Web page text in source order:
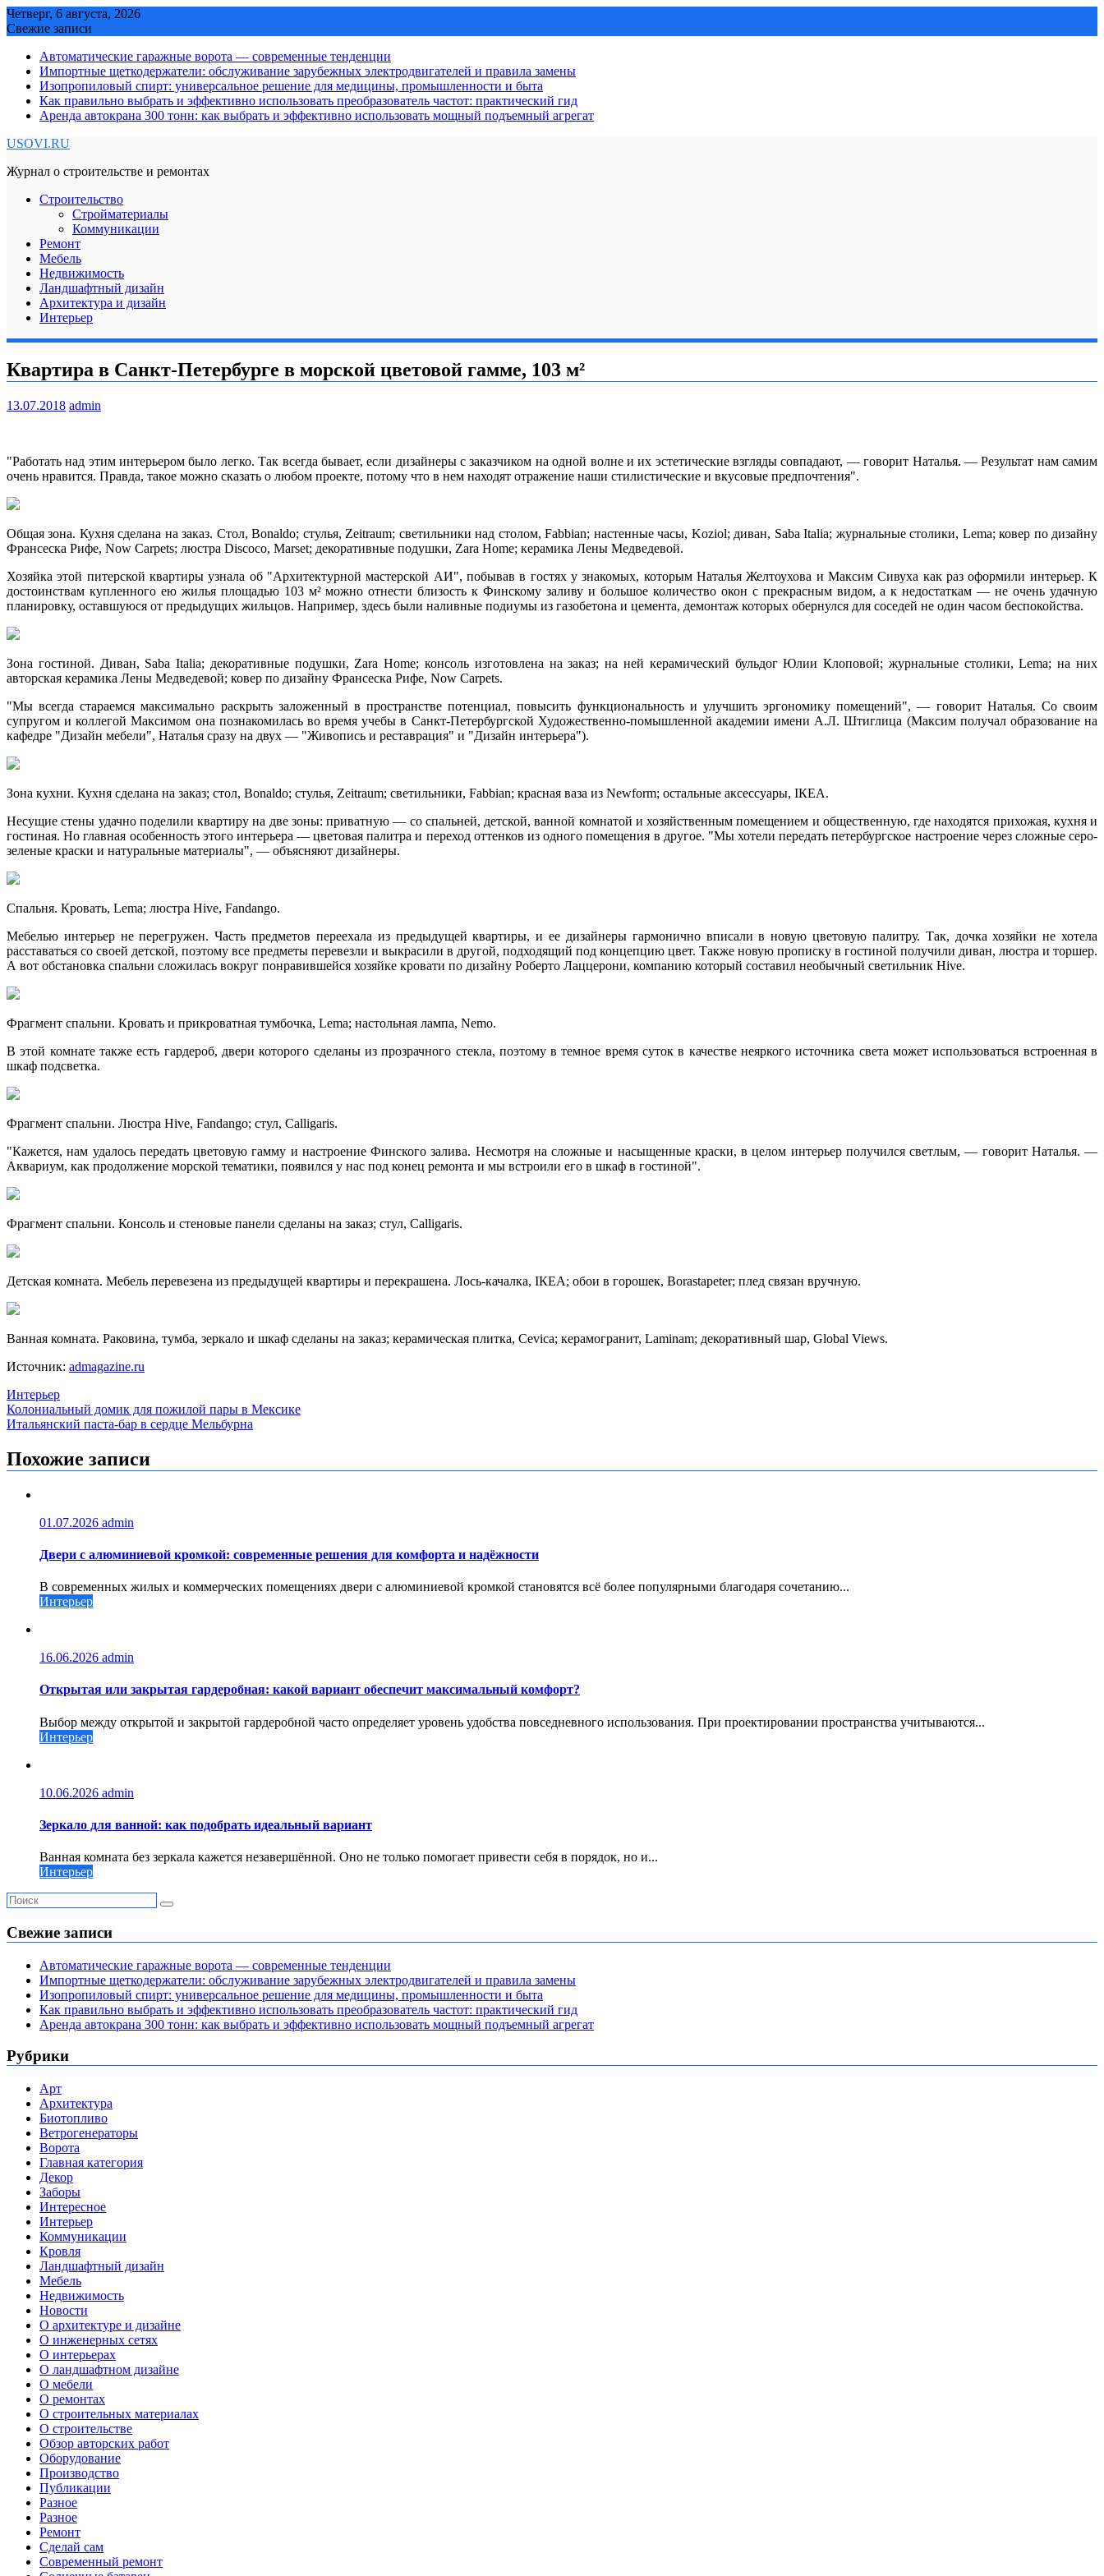
Skip
to
Четверг, 6 августа, 2026
Свежие записи
Автоматические гаражные ворота — современные тенденции
Импортные щеткодержатели: обслуживание зарубежных электродвигателей и правила замены
Изопропиловый спирт: универсальное решение для медицины, промышленности и быта
Как правильно выбрать и эффективно использовать преобразователь частот: практический гид
Аренда автокрана 300 тонн: как выбрать и эффективно использовать мощный подъемный агрегат
USOVI.RU
Журнал о строительстве и ремонтах
Строительство
Стройматериалы
Коммуникации
Ремонт
Мебель
Недвижимость
Ландшафтный дизайн
Архитектура и дизайн
Интерьер
Квартира в Санкт-Петербурге в морской цветовой гамме, 103 м²
13.07.2018 admin
"Работать над этим интерьером было легко. Так всегда бывает, если дизайнеры с заказчиком на одной волне и их эстетические взгляды совпадают, — говорит Наталья. — Результат нам самим
очень нравится. Правда, такое можно сказать о любом проекте, потому что в нем находят отражение наши стилистические и вкусовые предпочтения".
Общая зона. Кухня сделана на заказ. Стол, Bonaldo; стулья, Zeitraum; светильники над столом, Fabbian; настенные часы, Koziol; диван, Saba Italia; журнальные столики, Lema; ковер по дизайну
Франсеска Рифе, Now Carpets; люстра Discoco, Marset; декоративные подушки, Zara Home; керамика Лены Медведевой.
Хозяйка этой питерской квартиры узнала об "Архитектурной мастерской АИ", побывав в гостях у знакомых, которым Наталья Желтоухова и Максим Сивуха как раз оформили интерьер. К
достоинствам купленного ею жилья площадью 103 м² можно отнести близость к Финскому заливу и большое количество окон с прекрасным видом, а к недостаткам — не очень удачную
планировку, оставшуюся от предыдущих жильцов. Например, здесь были наливные подиумы из газобетона и цемента, демонтаж которых обернулся для соседей не один часом беспокойства.
Зона гостиной. Диван, Saba Italia; декоративные подушки, Zara Home; консоль изготовлена на заказ; на ней керамический бульдог Юлии Клоповой; журнальные столики, Lema; на них
авторская керамика Лены Медведевой; ковер по дизайну Франсеска Рифе, Now Carpets.
"Мы всегда стараемся максимально раскрыть заложенный в пространстве потенциал, повысить функциональность и улучшить эргономику помещений", — говорит Наталья. Со своим
супругом и коллегой Максимом она познакомилась во время учебы в Санкт-Петербургской Художественно-помышленной академии имени А.Л. Штиглица (Максим получал образование на
кафедре "Дизайн мебели", Наталья сразу на двух — "Живопись и реставрация" и "Дизайн интерьера").
Зона кухни. Кухня сделана на заказ; стол, Bonaldo; стулья, Zeitraum; светильники, Fabbian; красная ваза из Newform; остальные аксессуары, IКЕА.
Несущие стены удачно поделили квартиру на две зоны: приватную — со спальней, детской, ванной комнатой и хозяйственным помещением и общественную, где находятся прихожая, кухня и
гостиная. Но главная особенность этого интерьера — цветовая палитра и переход оттенков из одного помещения в другое. "Мы хотели передать петербургское настроение через сложные серо-
зеленые краски и натуральные материалы", — объясняют дизайнеры.
Спальня. Кровать, Lema; люстра Hive, Fandango.
Мебелью интерьер не перегружен. Часть предметов переехала из предыдущей квартиры, и ее дизайнеры гармонично вписали в новую цветовую палитру. Так, дочка хозяйки не хотела
расставаться со своей детской, поэтому все предметы перевезли и выкрасили в другой, подходящий под концепцию цвет. Также новую прописку в гостиной получили диван, люстра и торшер.
А вот обстановка спальни сложилась вокруг понравившейся хозяйке кровати по дизайну Роберто Лаццерони, компанию который составил необычный светильник Hive.
Фрагмент спальни. Кровать и прикроватная тумбочка, Lema; настольная лампа, Nemo.
В этой комнате также есть гардероб, двери которого сделаны из прозрачного стекла, поэтому в темное время суток в качестве неяркого источника света может использоваться встроенная в
шкаф подсветка.
Фрагмент спальни. Люстра Hive, Fandango; стул, Calligaris.
"Кажется, нам удалось передать цветовую гамму и настроение Финского залива. Несмотря на сложные и насыщенные краски, в целом интерьер получился светлым, — говорит Наталья. —
Аквариум, как продолжение морской тематики, появился у нас под конец ремонта и мы встроили его в шкаф в гостиной".
Фрагмент спальни. Консоль и стеновые панели сделаны на заказ; стул, Calligaris.
Детская комната. Мебель перевезена из предыдущей квартиры и перекрашена. Лось-качалка, IКЕА; обои в горошек, Borastapeter; плед связан вручную.
Ванная комната. Раковина, тумба, зеркало и шкаф сделаны на заказ; керамическая плитка, Cevica; керамогранит, Laminam; декоративный шар, Global Views.
Источник: admagazine.ru
Интерьер
Навигация
по
записям
Колониальный домик для пожилой пары в Мексике
Итальянский паста-бар в сердце Мельбурна
Похожие записи
01.07.2026 admin
Двери с алюминиевой кромкой: современные решения для комфорта и надёжности
В современных жилых и коммерческих помещениях двери с алюминиевой кромкой становятся всё более популярными благодаря сочетанию...
Интерьер
16.06.2026 admin
Открытая или закрытая гардеробная: какой вариант обеспечит максимальный комфорт?
Выбор между открытой и закрытой гардеробной часто определяет уровень удобства повседневного использования. При проектировании пространства учитываются...
Интерьер
10.06.2026 admin
Зеркало для ванной: как подобрать идеальный вариант
Ванная комната без зеркала кажется незавершённой. Оно не только помогает привести себя в порядок, но и...
Интерьер
Свежие записи
Автоматические гаражные ворота — современные тенденции
Импортные щеткодержатели: обслуживание зарубежных электродвигателей и правила замены
Изопропиловый спирт: универсальное решение для медицины, промышленности и быта
Как правильно выбрать и эффективно использовать преобразователь частот: практический гид
Аренда автокрана 300 тонн: как выбрать и эффективно использовать мощный подъемный агрегат
Рубрики
Арт
Архитектура
Биотопливо
Ветрогенераторы
Ворота
Главная категория
Декор
Заборы
Интересное
Интерьер
Коммуникации
Кровля
Ландшафтный дизайн
Мебель
Недвижимость
Новости
О архитектуре и дизайне
О инженерных сетях
О интерьерах
О ландшафтном дизайне
О мебели
О ремонтах
О строительных материалах
О строительстве
Обзор авторских работ
Оборудование
Производство
Публикации
Разное
Разное
Ремонт
Сделай сам
Современный ремонт